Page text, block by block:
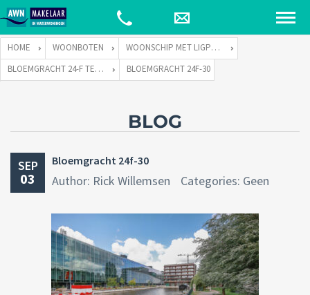
HOME WOONBOTEN
WOONSCHIP MET LIGPLAATS
BLOEMGRACHT 24-F TE 1015 TJ AMSTERDAM
BLOEMGRACHT 24F-30
BLOG
SEP
03
Bloemgracht 24f-30
Author: Rick Willemsen Categories: Geen